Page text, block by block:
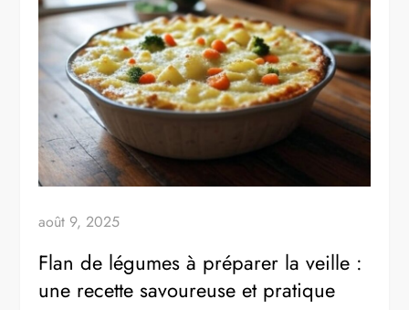
août 9, 2025
Flan de légumes à préparer la veille :
une recette savoureuse et pratique